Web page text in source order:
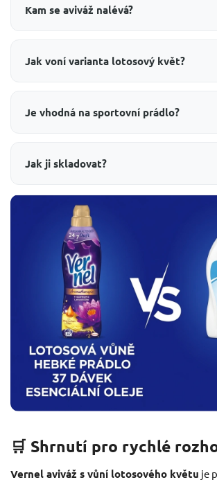
Kam se aviváž nalévá?
Jak voní varianta lotosový květ?
Je vhodná na sportovní prádlo?
Jak ji skladovat?
🛒 Shrnutí pro rychlé
Vernel aviváž s vůní lotosového květu je